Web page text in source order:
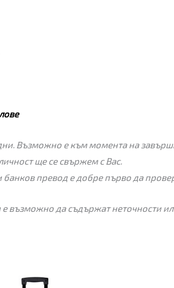
Възможно е към момента на
ще се свържем с Вас.
превод е добре първо да
възможно да съдържат неточности